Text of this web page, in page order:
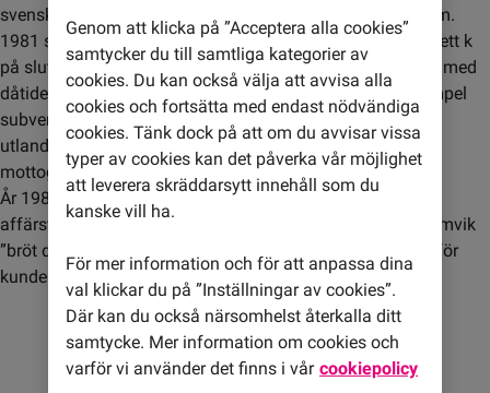
svenska monopolen, bland annat inom media och telekom.
1981 startade han därför Comvik (som då stavades med ett k
på slutet) och började utmana statliga Televerket genom, med
dåtidens mått mätt, innovativa erbjudanden som till exempel
subventionerade mobiltelefoner, kraftigt sänkta priser till
utlandet och fria samtal under kvällar och helger. Comvik
mottogs väl och antalet kunder växte snabbt.
År 1987 utsågs Comvik till Bästa Tjänsteföretag av
affärstidningen Dagens Industri med motiveringen att Comvik
”bröt det rådande monopolet och introducerade valfrihet för
kunderna”.
Genom att klicka på ”Acceptera alla cookies”
samtycker du till samtliga kategorier av
cookies. Du kan också välja att avvisa alla
cookies och fortsätta med endast nödvändiga
cookies. Tänk dock på att om du avvisar vissa
typer av cookies kan det påverka vår möjlighet
att leverera skräddarsytt innehåll som du
kanske vill ha.
För mer information och för att anpassa dina
val klickar du på ”Inställningar av cookies”.
Där kan du också närsomhelst återkalla ditt
samtycke. Mer information om cookies och
varför vi använder det finns i vår cookiepolicy